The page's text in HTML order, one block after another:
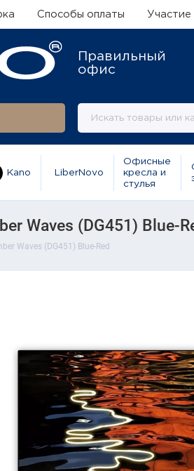
Способы оплаты Участие
Правильный
офис
Kano LiberNovo
Офисные
кресла и
стулья
Waves (DG451) Blue-
Waves (DG451) Blue-Red